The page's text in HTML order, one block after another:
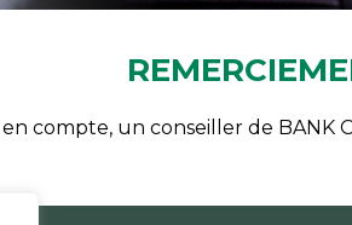
compte, un conseiller de BANK